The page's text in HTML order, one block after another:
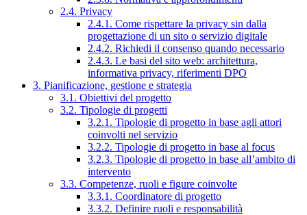
2.4. Privacy
2.4.1. Come rispettare la privacy sin dalla
progettazione di un sito o servizio digitale
2.4.2. Richiedi il consenso quando necessario
2.4.3. Le basi del sito web: architettura,
informativa privacy, riferimenti DPO
3. Pianificazione, gestione e strategia
3.1. Obiettivi del progetto
3.2. Tipologie di progetti
3.2.1. Tipologie di progetto in base agli attori
coinvolti nel servizio
3.2.2. Tipologie di progetto in base al focus
3.2.3. Tipologie di progetto in base all’ambito di
intervento
3.3. Competenze, ruoli e figure coinvolte
3.3.1. Coordinatore di progetto
3.3.2. Definire ruoli e responsabilità